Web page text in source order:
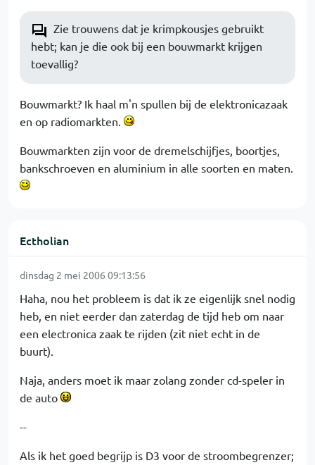
Zie trouwens dat je krimpkousjes gebruikt
hebt; kan je die ook bij een bouwmarkt krijgen
toevallig?
Bouwmarkt? Ik haal m'n spullen bij de elektronicazaak
en op radiomarkten.
Bouwmarkten zijn voor de dremelschijfjes, boortjes,
bankschroeven en aluminium in alle soorten en maten.
Ectholian
dinsdag 2 mei 2006 09:13:56
Haha, nou het probleem is dat ik ze eigenlijk snel nodig
heb, en niet eerder dan zaterdag de tijd heb om naar
een electronica zaak te rijden (zit niet echt in de
buurt).
Naja, anders moet ik maar zolang zonder cd-speler in
de auto
--
Als ik het goed begrijp is D3 voor de stroombegrenzer;